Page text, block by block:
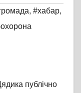
, #хабар,
публічно